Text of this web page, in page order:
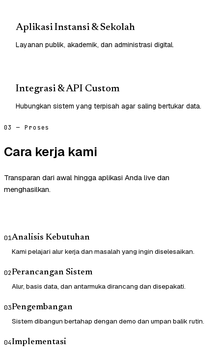
Aplikasi Instansi & Sekolah
Layanan publik, akademik, dan administrasi digital.
Integrasi & API Custom
Hubungkan sistem yang terpisah agar saling bertukar data.
03 — Proses
Cara kerja kami
Transparan dari awal hingga aplikasi Anda live dan
menghasilkan.
01Analisis Kebutuhan
Kami pelajari alur kerja dan masalah yang ingin diselesaikan.
02Perancangan Sistem
Alur, basis data, dan antarmuka dirancang dan disepakati.
03Pengembangan
Sistem dibangun bertahap dengan demo dan umpan balik rutin.
04Implementasi